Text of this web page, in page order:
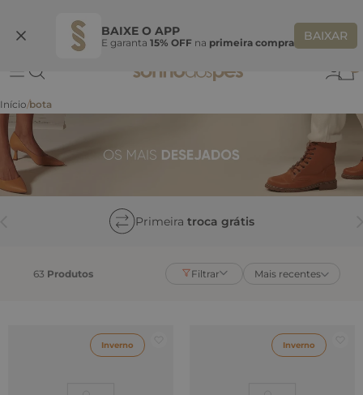
BAIXE O APP
E garanta 15% OFF na primeira compra BAIXAR
BEMVINDASONHO
bota
Primeira troca grátis
63 Produtos Filtrar Mais recentes
Inverno Inverno